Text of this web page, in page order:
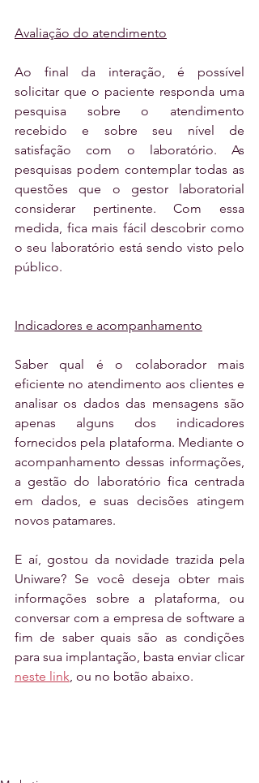
Avaliação do atendimento
Ao final da interação, é possível
solicitar que o paciente responda uma
pesquisa sobre o atendimento
recebido e sobre seu nível de
satisfação com o laboratório. As
pesquisas podem contemplar todas as
questões que o gestor laboratorial
considerar pertinente. Com essa
medida, fica mais fácil descobrir como
o seu laboratório está sendo visto pelo
público.
Indicadores e acompanhamento
Saber qual é o colaborador mais
eficiente no atendimento aos clientes e
analisar os dados das mensagens são
apenas alguns dos indicadores
fornecidos pela plataforma. Mediante o
acompanhamento dessas informações,
a gestão do laboratório fica centrada
em dados, e suas decisões atingem
novos patamares.
E aí, gostou da novidade trazida pela
Uniware? Se você deseja obter mais
informações sobre a plataforma, ou
conversar com a empresa de software a
fim de saber quais são as condições
neste link , ou no botão abaixo.